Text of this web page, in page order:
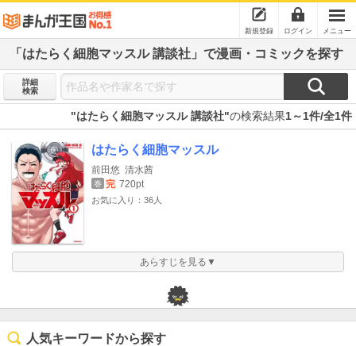
新規登録 ログイン メニュー
「はたらく細胞マッスル 講談社」で漫画・コミックを探す
詳細
検索
"はたらく細胞マッスル 講談社"の検索結果1～1件/全1件
はたらく細胞マッスル
前田悠 清水茜
巻 完 720pt
お気に入り：36人
あらすじを見る▼
人気キーワードから探す